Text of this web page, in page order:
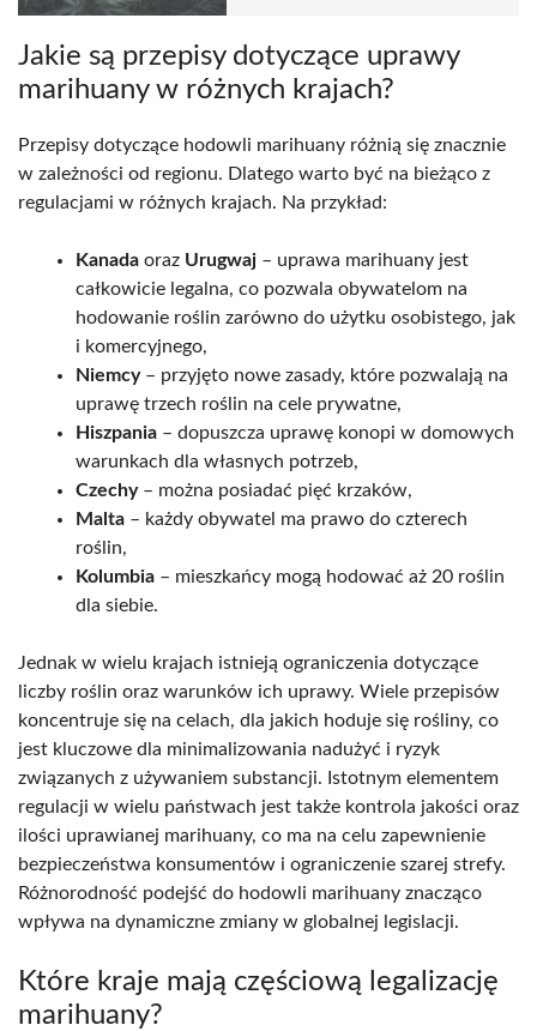
Jakie są przepisy dotyczące uprawy
marihuany w różnych krajach?
Przepisy dotyczące hodowli marihuany różnią się znacznie
w zależności od regionu. Dlatego warto być na bieżąco z
regulacjami w różnych krajach. Na przykład:
Kanada oraz Urugwaj – uprawa marihuany jest
całkowicie legalna, co pozwala obywatelom na
hodowanie roślin zarówno do użytku osobistego, jak
i komercyjnego,
Niemcy– przyjęto nowe zasady, które pozwalają na
uprawę trzech roślin na cele prywatne,
Hiszpania – dopuszcza uprawę konopi w domowych
warunkach dla własnych potrzeb,
Czechy– można posiadać pięć krzaków,
Malta – każdy obywatel ma prawo do czterech
roślin,
Kolumbia – mieszkańcy mogą hodować aż 20 roślin
dla siebie.
Jednak w wielu krajach istnieją ograniczenia dotyczące
liczby roślin oraz warunków ich uprawy. Wiele przepisów
koncentruje się na celach, dla jakich hoduje się rośliny, co
jest kluczowe dla minimalizowania nadużyć i ryzyk
związanych z używaniem substancji. Istotnym elementem
regulacji w wielu państwach jest także kontrola jakości oraz
ilości uprawianej marihuany, co ma na celu zapewnienie
bezpieczeństwa konsumentów i ograniczenie szarej strefy.
Różnorodność podejść do hodowli marihuany znacząco
wpływa na dynamiczne zmiany w globalnej legislacji.
Które kraje mają częściową legalizację
marihuany?